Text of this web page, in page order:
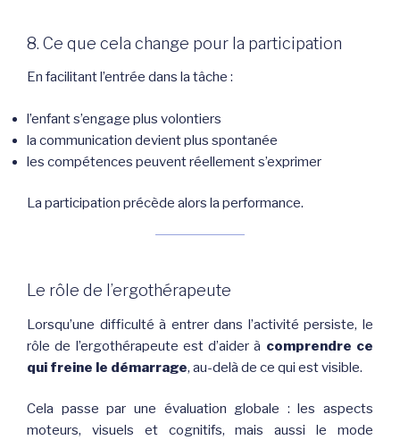
8. Ce que cela change pour la participation
En facilitant l’entrée dans la tâche :
l’enfant s’engage plus volontiers
la communication devient plus spontanée
les compétences peuvent réellement s’exprimer
La participation précède alors la performance.
Le rôle de l’ergothérapeute
Lorsqu’une difficulté à entrer dans l’activité persiste, le
rôle de l’ergothérapeute est d’aider à comprendre ce
qui freine le démarrage, au-delà de ce qui est visible.
Cela passe par une évaluation globale : les aspects
moteurs, visuels et cognitifs, mais aussi le mode